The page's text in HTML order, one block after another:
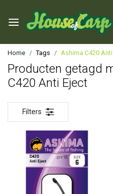
Home Tags Ashima C420
Producten getagd
C420 Anti Eject
Filters